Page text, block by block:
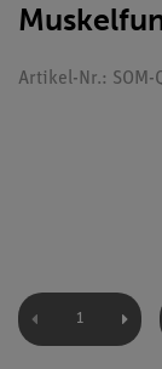
Artikel-Nr.: SOM-